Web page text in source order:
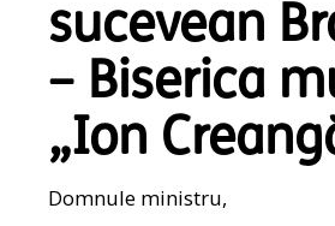
sucevean
– Biserica
„Ion
Domnule ministru,